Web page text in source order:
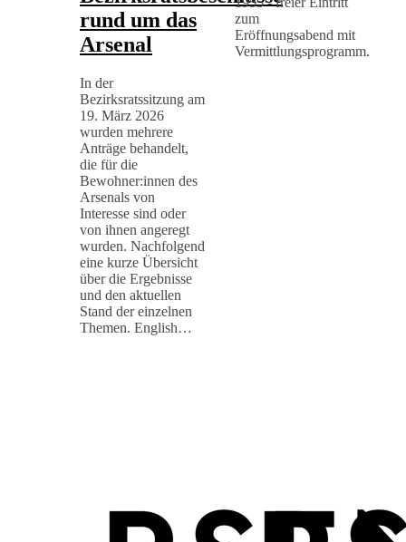
rund um das
Arsenal
In der
Bezirksratssitzung am
19. März 2026
wurden mehrere
Anträge behandelt,
die für die
Bewohner:innen des
Arsenals von
Interesse sind oder
von ihnen angeregt
wurden. Nachfolgend
eine kurze Übersicht
über die Ergebnisse
und den aktuellen
Stand der einzelnen
Themen. English…
zum
Eröffnungsabend mit
Vermittlungsprogramm.